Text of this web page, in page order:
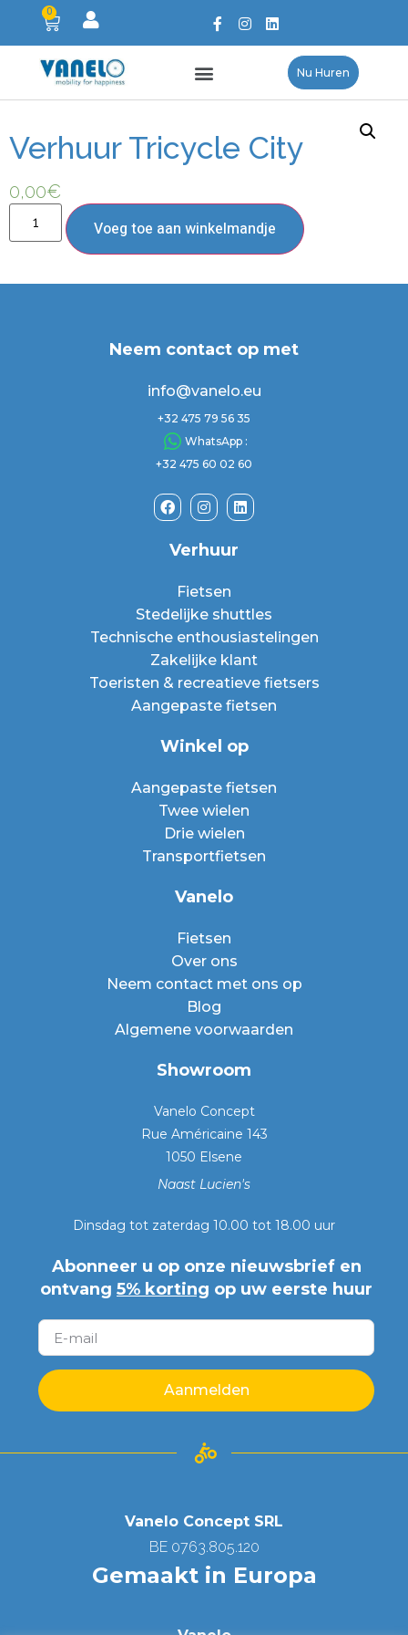
0
Nu Huren
Verhuur Tricycle City
0,00€
Voeg toe aan winkelmandje
Neem contact op met
info@vanelo.eu
+32 475 79 56 35
WhatsApp :
+32 475 60 02 60
Verhuur
Fietsen
Stedelijke shuttles
Technische enthousiastelingen
Zakelijke klant
Toeristen & recreatieve fietsers
Aangepaste fietsen
Winkel op
Aangepaste fietsen
Twee wielen
Drie wielen
Transportfietsen
Vanelo
Fietsen
Over ons
Neem contact met ons op
Blog
Algemene voorwaarden
Showroom
Vanelo Concept
Rue Américaine 143
1050 Elsene
Naast Lucien's
Dinsdag tot zaterdag 10.00 tot 18.00 uur
Abonneer u op onze nieuwsbrief en
ontvang 5% korting op uw eerste huur
Aanmelden
Vanelo Concept SRL
BE 0763.805.120
Gemaakt in Europa